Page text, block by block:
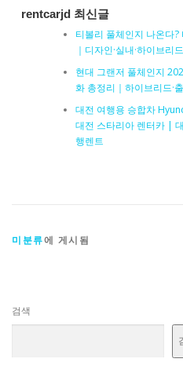
rentcarjd 최신글
티볼리 풀체인지 나온다
｜디자인·실내·하이브리
현대 그랜저 풀체인지
화 총정리｜하이브리드·
대전 여행용 승합차
대전 스타리아 렌터카 |
행렌트
미분류에 게시됨
검색